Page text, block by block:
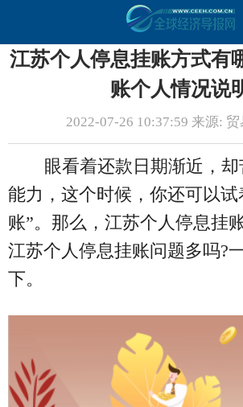
江苏个人停息挂账方式有
账个人情况说
2022-07-26 10:37:59 来源: 贸
眼看着还款日期渐近，
能力，这个时候，你还可以试
账”。那么，江苏个人停息挂
江苏个人停息挂账问题多吗?
下。